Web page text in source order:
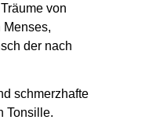
von
Menses,
der nach
schmerzhafte
Tonsille.